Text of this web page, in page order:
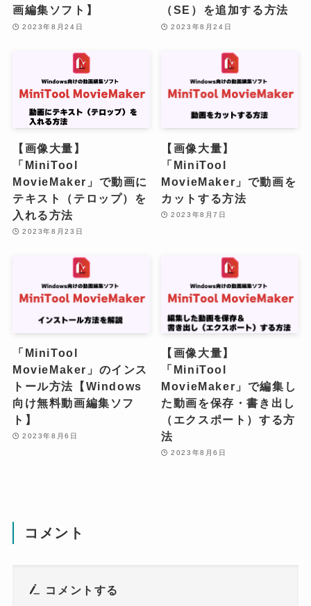
画編集ソフト】
2023年8月24日
（SE）を追加する方法
2023年8月24日
【画像大量】
「MiniTool
MovieMaker」で動画に
テキスト（テロップ）を
入れる方法
2023年8月23日
【画像大量】
「MiniTool
MovieMaker」で動画を
カットする方法
2023年8月7日
「MiniTool
MovieMaker」のインス
トール方法【Windows
向け無料動画編集ソフ
ト】
2023年8月6日
【画像大量】
「MiniTool
MovieMaker」で編集し
た動画を保存・書き出し
（エクスポート）する方
法
2023年8月6日
コメント
コメントする